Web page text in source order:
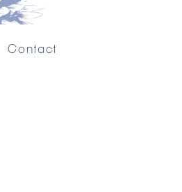
Contact